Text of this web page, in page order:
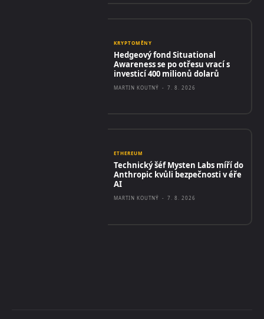
KRYPTOMĚNY
Hedgeový fond Situational
Awareness se po otřesu vrací s
investicí 400 milionů dolarů
MARTIN KOUTNÝ - 7. 8. 2026
ETHEREUM
Technický šéf Mysten Labs míří do
Anthropic kvůli bezpečnosti v éře
AI
MARTIN KOUTNÝ - 7. 8. 2026